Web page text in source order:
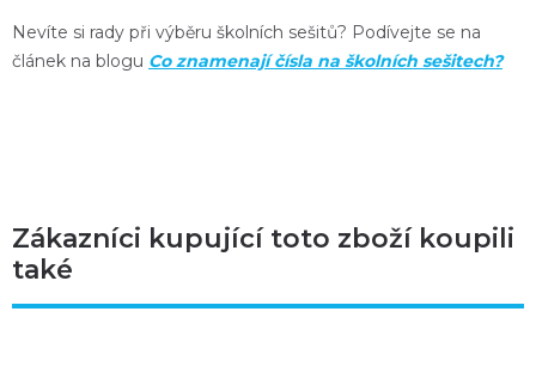
Nevíte si rady při výběru školních sešitů? Podívejte se na
článek na blogu Co znamenají čísla na školních sešitech?
Zákazníci kupující toto zboží koupili
také